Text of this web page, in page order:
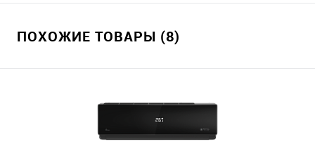
ПОХОЖИЕ ТОВАРЫ (8)